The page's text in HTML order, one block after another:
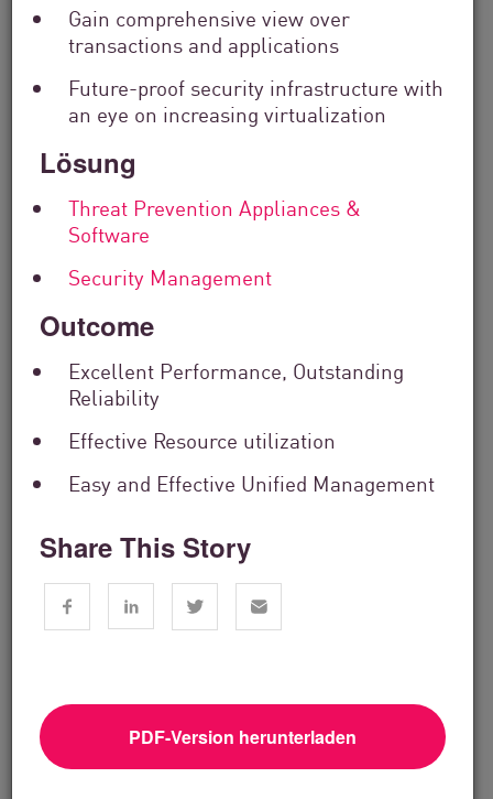
Gain comprehensive view over
transactions and applications
Future-proof security infrastructure with
an eye on increasing virtualization
Lösung
Threat Prevention Appliances &
Software
Security Management
Outcome
Excellent Performance, Outstanding
Reliability
Effective Resource utilization
Easy and Effective Unified Management
Share This Story
PDF-Version herunterladen
Filter
Location
Search
Keyword
Finanzdienstleistungen
From Dashboard Chaos To A Single
Risk Score:...
Jetzt lesen 2 Min. Lesezeit